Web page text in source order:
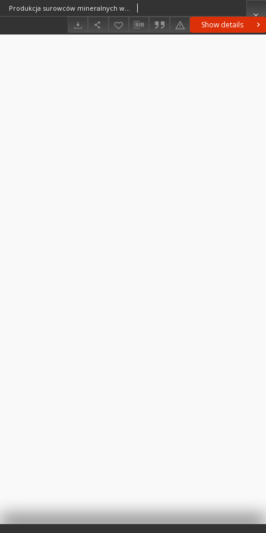
Show details
Produkcja surowców mineralnych w krajach kapitalistycznych